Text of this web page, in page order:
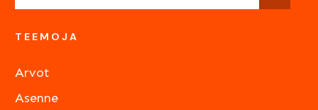
TEEMOJA
Arvot
Asenne